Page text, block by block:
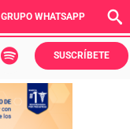
GRUPO WHATSAPP
SUSCRÍBETE